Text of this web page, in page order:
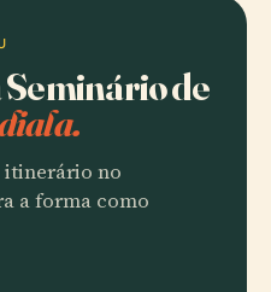
de
itinerário no
a forma como